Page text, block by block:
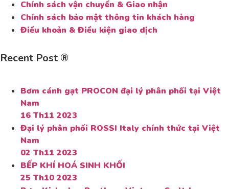
Chính sách vận chuyển & Giao nhận
Chính sách bảo mật thông tin khách hàng
Điều khoản & Điều kiện giao dịch
Recent Post ®
Bơm cánh gạt PROCON đại lý phân phối tại Việt
Nam
16 Th11 2023
Đại lý phân phối ROSSI Italy chính thức tại Việt
Nam
02 Th11 2023
BẾP KHÍ HOÁ SINH KHỐI
25 Th10 2023